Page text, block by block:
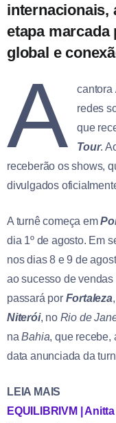
internacionais,
etapa marcada
global e
A cantora
redes
que
Tour.
receberão os shows,
divulgados
A turnê começa em
dia 1º de agosto. Em
nos dias 8 e 9 de
ao sucesso de
passará por Fortaleza
Niterói, no Rio de
naBahia, que recebe,
data anunciada da
LEIA MAIS
EQUILIBRIVM |